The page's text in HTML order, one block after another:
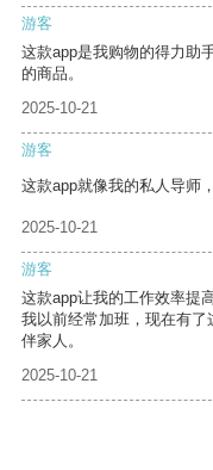
游客
这款app是我购物的得力助
的商品。
2025-10-21
游客
这款app就像我的私人导师
2025-10-21
游客
这款app让我的工作效率提
我以前经常加班，现在有
伴家人。
2025-10-21